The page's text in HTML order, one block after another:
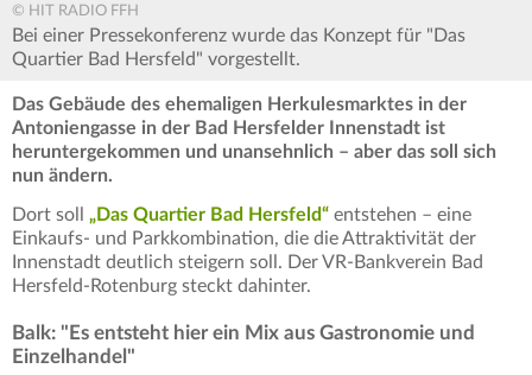
© HIT RADIO FFH
Bei einer Pressekonferenz wurde das Konzept für "Das
Quartier Bad Hersfeld" vorgestellt.
Das Gebäude des ehemaligen Herkulesmarktes in der
Antoniengasse in der Bad Hersfelder Innenstadt ist
heruntergekommen und unansehnlich – aber das soll sich
nun ändern.
Dort soll „Das Quartier Bad Hersfeld“ entstehen – eine
Einkaufs- und Parkkombination, die die Attraktivität der
Innenstadt deutlich steigern soll. Der VR-Bankverein Bad
Hersfeld-Rotenburg steckt dahinter.
Balk: "Es entsteht hier ein Mix aus Gastronomie und
Einzelhandel"